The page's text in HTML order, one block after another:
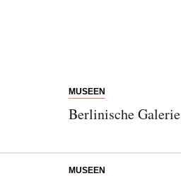
MUSEEN
Berlinische
MUSEEN